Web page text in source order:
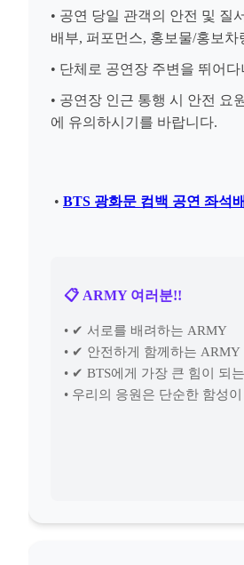
• 공연 당일 관객의 안전 및 질
배부, 퍼포먼스, 홍보물/홍보차
• 단체로 공연장 주변을 뛰어
• 공연장 인근 통행 시 안전 요
에 유의하시기를 바랍니다.
• BTS 광화문 컴백 공연 좌
📋 ARMY 여러분!!
• ✔ 서로를 배려하는 ARMY
• ✔ 안전하게 함께하는 ARMY
• ✔ BTS에게 가장 큰 힘이 되
• 우리의 응원은 단순한 함성